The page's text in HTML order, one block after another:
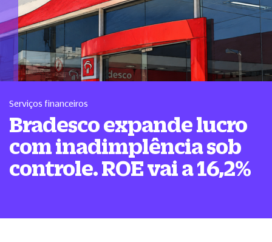
Serviços financeiros
Bradesco expande lucro
com inadimplência sob
controle. ROE vai a 16,2%